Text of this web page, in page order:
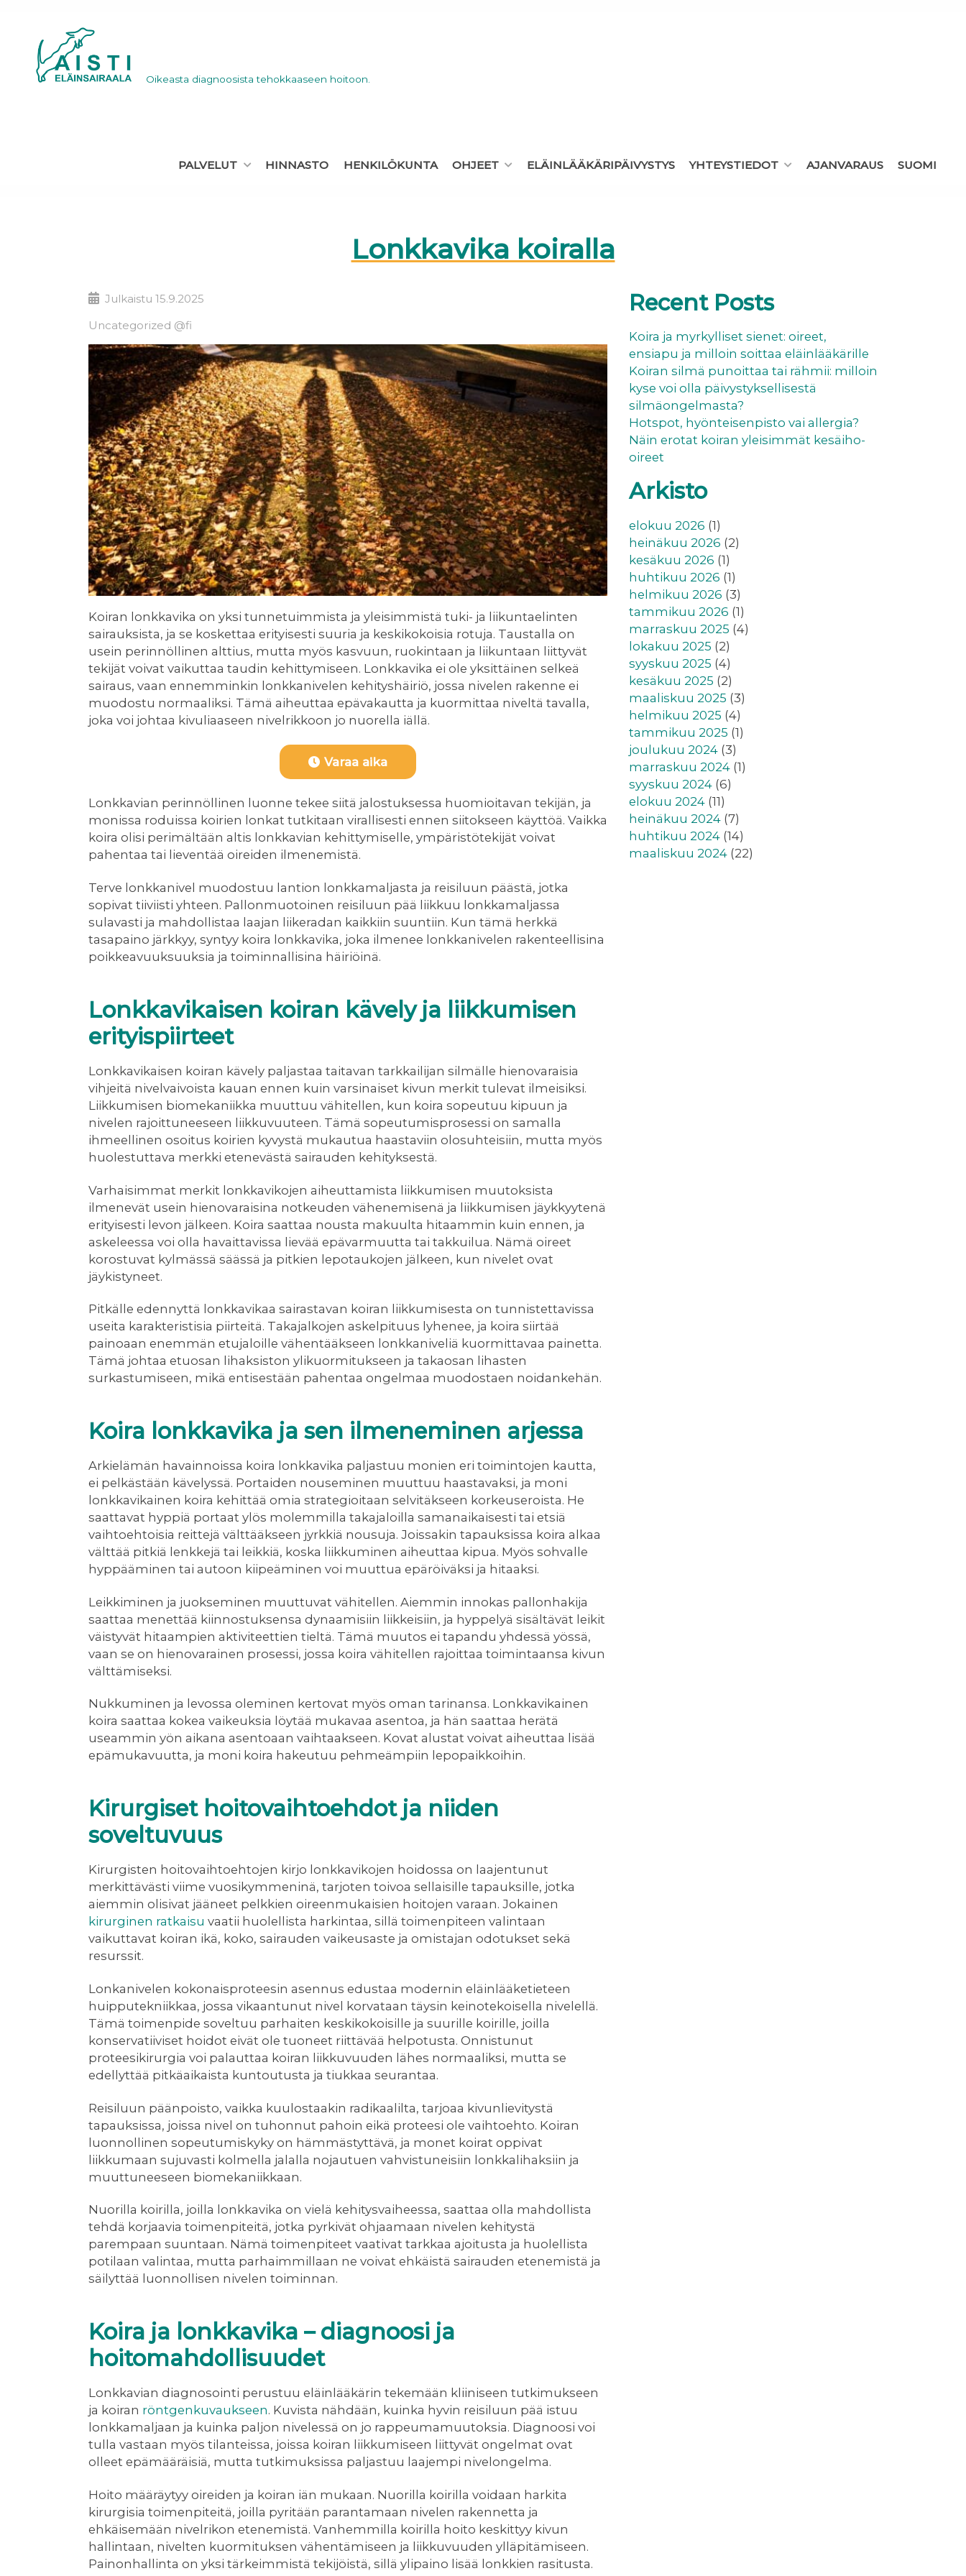
Oikeasta diagnoosista tehokkaaseen hoitoon.
PALVELUT HINNASTO HENKILÖKUNTA OHJEET ELÄINLÄÄKÄRIPÄIVYSTYS YHTEYSTIEDOT AJANVARAUS SUOMI
Lonkkavika koiralla
Julkaistu 15.9.2025
Uncategorized @fi
Koiran lonkkavika on yksi tunnetuimmista ja yleisimmistä tuki- ja liikuntaelinten
sairauksista, ja se koskettaa erityisesti suuria ja keskikokoisia rotuja. Taustalla on
usein perinnöllinen alttius, mutta myös kasvuun, ruokintaan ja liikuntaan liittyvät
tekijät voivat vaikuttaa taudin kehittymiseen. Lonkkavika ei ole yksittäinen selkeä
sairaus, vaan ennemminkin lonkkanivelen kehityshäiriö, jossa nivelen rakenne ei
muodostu normaaliksi. Tämä aiheuttaa epävakautta ja kuormittaa niveltä tavalla,
joka voi johtaa kivuliaaseen nivelrikkoon jo nuorella iällä.
Varaa aika
Lonkkavian perinnöllinen luonne tekee siitä jalostuksessa huomioitavan tekijän, ja
monissa roduissa koirien lonkat tutkitaan virallisesti ennen siitokseen käyttöä. Vaikka
koira olisi perimältään altis lonkkavian kehittymiselle, ympäristötekijät voivat
pahentaa tai lieventää oireiden ilmenemistä.
Terve lonkkanivel muodostuu lantion lonkkamaljasta ja reisiluun päästä, jotka
sopivat tiiviisti yhteen. Pallonmuotoinen reisiluun pää liikkuu lonkkamaljassa
sulavasti ja mahdollistaa laajan liikeradan kaikkiin suuntiin. Kun tämä herkkä
tasapaino järkkyy, syntyy koira lonkkavika, joka ilmenee lonkkanivelen rakenteellisina
poikkeavuuksuuksia ja toiminnallisina häiriöinä.
Lonkkavikaisen koiran kävely ja liikkumisen
erityispiirteet
Lonkkavikaisen koiran kävely paljastaa taitavan tarkkailijan silmälle hienovaraisia
vihjeitä nivelvaivoista kauan ennen kuin varsinaiset kivun merkit tulevat ilmeisiksi.
Liikkumisen biomekaniikka muuttuu vähitellen, kun koira sopeutuu kipuun ja
nivelen rajoittuneeseen liikkuvuuteen. Tämä sopeutumisprosessi on samalla
ihmeellinen osoitus koirien kyvystä mukautua haastaviin olosuhteisiin, mutta myös
huolestuttava merkki etenevästä sairauden kehityksestä.
Varhaisimmat merkit lonkkavikojen aiheuttamista liikkumisen muutoksista
ilmenevät usein hienovaraisina notkeuden vähenemisenä ja liikkumisen jäykkyytenä
erityisesti levon jälkeen. Koira saattaa nousta makuulta hitaammin kuin ennen, ja
askeleessa voi olla havaittavissa lievää epävarmuutta tai takkuilua. Nämä oireet
korostuvat kylmässä säässä ja pitkien lepotaukojen jälkeen, kun nivelet ovat
jäykistyneet.
Pitkälle edennyttä lonkkavikaa sairastavan koiran liikkumisesta on tunnistettavissa
useita karakteristisia piirteitä. Takajalkojen askelpituus lyhenee, ja koira siirtää
painoaan enemmän etujaloille vähentääkseen lonkkaniveliä kuormittavaa painetta.
Tämä johtaa etuosan lihaksiston ylikuormitukseen ja takaosan lihasten
surkastumiseen, mikä entisestään pahentaa ongelmaa muodostaen noidankehän.
Koira lonkkavika ja sen ilmeneminen arjessa
Arkielämän havainnoissa koira lonkkavika paljastuu monien eri toimintojen kautta,
ei pelkästään kävelyssä. Portaiden nouseminen muuttuu haastavaksi, ja moni
lonkkavikainen koira kehittää omia strategioitaan selvitäkseen korkeuseroista. He
saattavat hyppiä portaat ylös molemmilla takajaloilla samanaikaisesti tai etsiä
vaihtoehtoisia reittejä välttääkseen jyrkkiä nousuja. Joissakin tapauksissa koira alkaa
välttää pitkiä lenkkejä tai leikkiä, koska liikkuminen aiheuttaa kipua. Myös sohvalle
hyppääminen tai autoon kiipeäminen voi muuttua epäröiväksi ja hitaaksi.
Leikkiminen ja juokseminen muuttuvat vähitellen. Aiemmin innokas pallonhakija
saattaa menettää kiinnostuksensa dynaamisiin liikkeisiin, ja hyppelyä sisältävät leikit
väistyvät hitaampien aktiviteettien tieltä. Tämä muutos ei tapandu yhdessä yössä,
vaan se on hienovarainen prosessi, jossa koira vähitellen rajoittaa toimintaansa kivun
välttämiseksi.
Nukkuminen ja levossa oleminen kertovat myös oman tarinansa. Lonkkavikainen
koira saattaa kokea vaikeuksia löytää mukavaa asentoa, ja hän saattaa herätä
useammin yön aikana asentoaan vaihtaakseen. Kovat alustat voivat aiheuttaa lisää
epämukavuutta, ja moni koira hakeutuu pehmeämpiin lepopaikkoihin.
Kirurgiset hoitovaihtoehdot ja niiden
soveltuvuus
Kirurgisten hoitovaihtoehtojen kirjo lonkkavikojen hoidossa on laajentunut
merkittävästi viime vuosikymmeninä, tarjoten toivoa sellaisille tapauksille, jotka
aiemmin olisivat jääneet pelkkien oireenmukaisien hoitojen varaan. Jokainen
kirurginen ratkaisu vaatii huolellista harkintaa, sillä toimenpiteen valintaan
vaikuttavat koiran ikä, koko, sairauden vaikeusaste ja omistajan odotukset sekä
resurssit.
Lonkanivelen kokonaisproteesin asennus edustaa modernin eläinlääketieteen
huipputekniikkaa, jossa vikaantunut nivel korvataan täysin keinotekoisella nivelellä.
Tämä toimenpide soveltuu parhaiten keskikokoisille ja suurille koirille, joilla
konservatiiviset hoidot eivät ole tuoneet riittävää helpotusta. Onnistunut
proteesikirurgia voi palauttaa koiran liikkuvuuden lähes normaaliksi, mutta se
edellyttää pitkäaikaista kuntoutusta ja tiukkaa seurantaa.
Reisiluun päänpoisto, vaikka kuulostaakin radikaalilta, tarjoaa kivunlievitystä
tapauksissa, joissa nivel on tuhonnut pahoin eikä proteesi ole vaihtoehto. Koiran
luonnollinen sopeutumiskyky on hämmästyttävä, ja monet koirat oppivat
liikkumaan sujuvasti kolmella jalalla nojautuen vahvistuneisiin lonkkalihaksiin ja
muuttuneeseen biomekaniikkaan.
Nuorilla koirilla, joilla lonkkavika on vielä kehitysvaiheessa, saattaa olla mahdollista
tehdä korjaavia toimenpiteitä, jotka pyrkivät ohjaamaan nivelen kehitystä
parempaan suuntaan. Nämä toimenpiteet vaativat tarkkaa ajoitusta ja huolellista
potilaan valintaa, mutta parhaimmillaan ne voivat ehkäistä sairauden etenemistä ja
säilyttää luonnollisen nivelen toiminnan.
Koira ja lonkkavika – diagnoosi ja
hoitomahdollisuudet
Lonkkavian diagnosointi perustuu eläinlääkärin tekemään kliiniseen tutkimukseen
ja koiran röntgenkuvaukseen. Kuvista nähdään, kuinka hyvin reisiluun pää istuu
lonkkamaljaan ja kuinka paljon nivelessä on jo rappeumamuutoksia. Diagnoosi voi
tulla vastaan myös tilanteissa, joissa koiran liikkumiseen liittyvät ongelmat ovat
olleet epämääräisiä, mutta tutkimuksissa paljastuu laajempi nivelongelma.
Hoito määräytyy oireiden ja koiran iän mukaan. Nuorilla koirilla voidaan harkita
kirurgisia toimenpiteitä, joilla pyritään parantamaan nivelen rakennetta ja
ehkäisemään nivelrikon etenemistä. Vanhemmilla koirilla hoito keskittyy kivun
hallintaan, nivelten kuormituksen vähentämiseen ja liikkuvuuden ylläpitämiseen.
Painonhallinta on yksi tärkeimmistä tekijöistä, sillä ylipaino lisää lonkkien rasitusta.
Recent Posts
Koira ja myrkylliset sienet: oireet,
ensiapu ja milloin soittaa eläinlääkärille
Koiran silmä punoittaa tai rähmii: milloin
kyse voi olla päivystyksellisestä
silmäongelmasta?
Hotspot, hyönteisenpisto vai allergia?
Näin erotat koiran yleisimmät kesäiho-
oireet
Arkisto
elokuu 2026 (1)
heinäkuu 2026 (2)
kesäkuu 2026 (1)
huhtikuu 2026 (1)
helmikuu 2026 (3)
tammikuu 2026 (1)
marraskuu 2025 (4)
lokakuu 2025 (2)
syyskuu 2025 (4)
kesäkuu 2025 (2)
maaliskuu 2025 (3)
helmikuu 2025 (4)
tammikuu 2025 (1)
joulukuu 2024 (3)
marraskuu 2024 (1)
syyskuu 2024 (6)
elokuu 2024 (11)
heinäkuu 2024 (7)
huhtikuu 2024 (14)
maaliskuu 2024 (22)